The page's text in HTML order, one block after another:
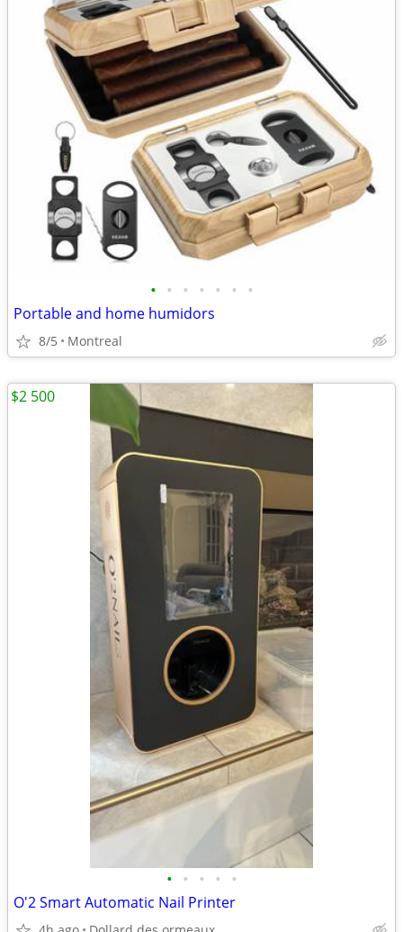
• • • • • • •
Portable and home humidors
8/5 Montreal
• • • • •
O'2 Smart Automatic Nail Printer
$2 500